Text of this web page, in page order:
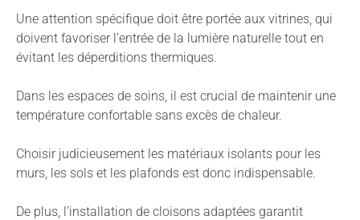
Une attention spécifique doit être portée aux vitrines, qui
doivent favoriser l’entrée de la lumière naturelle tout en
évitant les déperditions thermiques.
Dans les espaces de soins, il est crucial de maintenir une
température confortable sans excès de chaleur.
Choisir judicieusement les matériaux isolants pour les
murs, les sols et les plafonds est donc indispensable.
De plus, l’installation de cloisons adaptées garantit